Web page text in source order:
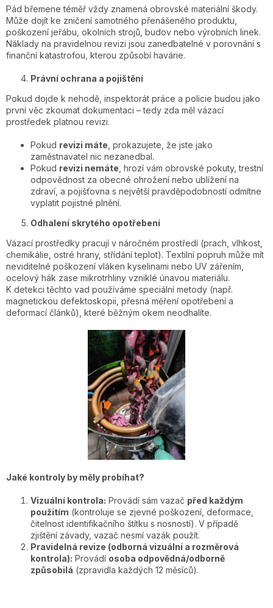
Pád břemene téměř vždy znamená obrovské materiální škody.
Může dojít ke zničení samotného přenášeného produktu,
poškození jeřábu, okolních strojů, budov nebo výrobních linek.
Náklady na pravidelnou revizi jsou zanedbatelné v porovnání s
finanční katastrofou, kterou způsobí havárie.
Právní ochrana a pojištění
Pokud dojde k nehodě, inspektorát práce a policie budou jako
první věc zkoumat dokumentaci – tedy zda měl vázací
prostředek platnou revizi.
Pokud revizi máte , prokazujete, že jste jako
zaměstnavatel nic nezanedbal.
Pokud revizi nemáte , hrozí vám obrovské pokuty, trestní
odpovědnost za obecné ohrožení nebo ublížení na
zdraví, a pojišťovna s největší pravděpodobností odmítne
vyplatit pojistné plnění.
Odhalení skrytého opotřebení
Vázací prostředky pracují v náročném prostředí (prach, vlhkost,
chemikálie, ostré hrany, střídání teplot). Textilní popruh může mít
neviditelné poškození vláken kyselinami nebo UV zářením,
ocelový hák zase mikrotrhliny vzniklé únavou materiálu.
K detekci těchto vad používáme speciální metody (např.
magnetickou defektoskopii, přesná měření opotřebení a
deformací článků), které běžným okem neodhalíte.
Jaké kontroly by měly probíhat?
Vizuální kontrola: Provádí sám vazač před každým
použitím (kontroluje se zjevné poškození, deformace,
čitelnost identifikačního štítku s nosností). V případě
zjištění závady, vazač nesmí vazák použít.
Pravidelná revize (odborná vizuální a rozměrová
kontrola): Provádí osoba odpovědná/odborně
způsobilá (zpravidla každých 12 měsíců).